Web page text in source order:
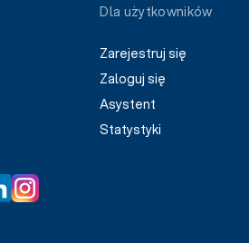
Dla użytkowników
Zarejestruj się
Zaloguj się
Asystent
Statystyki